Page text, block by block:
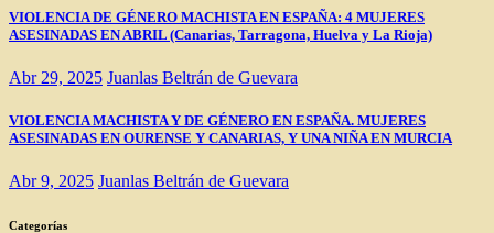
VIOLENCIA DE GÉNERO MACHISTA EN ESPAÑA: 4 MUJERES
ASESINADAS EN ABRIL (Canarias, Tarragona, Huelva y La Rioja)
Abr 29, 2025 Juanlas Beltrán de Guevara
VIOLENCIA MACHISTA Y DE GÉNERO EN ESPAÑA. MUJERES
ASESINADAS EN OURENSE Y CANARIAS, Y UNA NIÑA EN MURCIA
Abr 9, 2025 Juanlas Beltrán de Guevara
Categorías